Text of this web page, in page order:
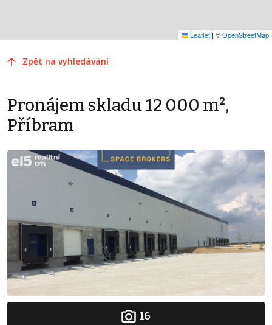
Leaflet | ©OpenStreetMap
Zpět na vyhledávání
Pronájem skladu 12 000 m²,
Příbram
16